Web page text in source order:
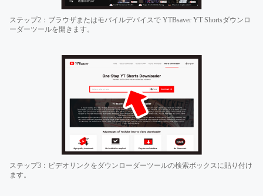
ステップ2：ブラウザまたはモバイルデバイスで YTBsaver YT Shortsダウンロ
ーダーツールを開きます。
ステップ3：ビデオリンクをダウンローダーツールの検索ボックスに貼り付け
ます。